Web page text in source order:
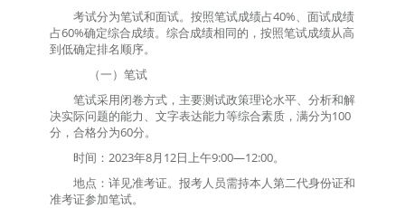
考试分为笔试和面试。按照笔试成绩占40%、面试成绩
占60%确定综合成绩。综合成绩相同的，按照笔试成绩从高
到低确定排名顺序。
（一）笔试
笔试采用闭卷方式，主要测试政策理论水平、分析和解
决实际问题的能力、文字表达能力等综合素质，满分为100
分 ，合格分为60分。
时间： 2023年8月 12日上午9:00—12:00。
地点：详见准考证。报考人员需持本人第二代身份证和
准考证参加笔试。